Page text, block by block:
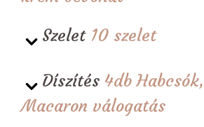
Szelet 10 szelet
Díszítés 4db
Macaron válogatás